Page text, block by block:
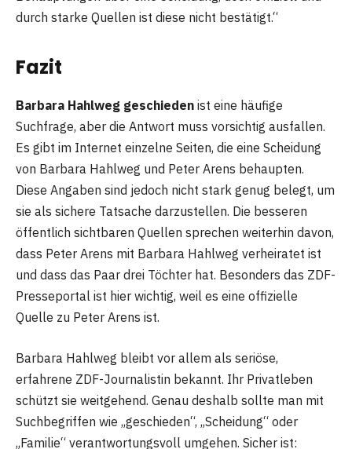
durch starke Quellen ist diese nicht bestätigt.“
Fazit
Barbara Hahlweg geschieden ist eine häufige
Suchfrage, aber die Antwort muss vorsichtig ausfallen.
Es gibt im Internet einzelne Seiten, die eine Scheidung
von Barbara Hahlweg und Peter Arens behaupten.
Diese Angaben sind jedoch nicht stark genug belegt, um
sie als sichere Tatsache darzustellen. Die besseren
öffentlich sichtbaren Quellen sprechen weiterhin davon,
dass Peter Arens mit Barbara Hahlweg verheiratet ist
und dass das Paar drei Töchter hat. Besonders das ZDF-
Presseportal ist hier wichtig, weil es eine offizielle
Quelle zu Peter Arens ist.
Barbara Hahlweg bleibt vor allem als seriöse,
erfahrene ZDF-Journalistin bekannt. Ihr Privatleben
schützt sie weitgehend. Genau deshalb sollte man mit
Suchbegriffen wie „geschieden“, „Scheidung“ oder
„Familie“ verantwortungsvoll umgehen. Sicher ist: